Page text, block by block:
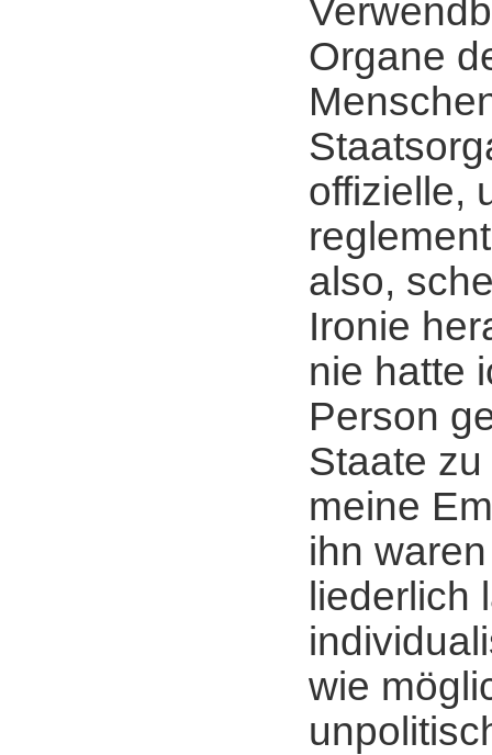
Organe
offizielle,
also,
Ironie
nie hatte
Person
Staate
meine
ihn
liederlich
wie